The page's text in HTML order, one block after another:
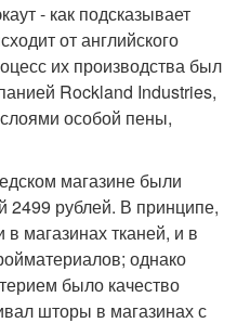
- как подсказывает
от английского
их производства был
Rockland Industries,
особой пены,
магазине были
2499 рублей. В принципе,
магазинах тканей, и в
однако
было качество
шторы в магазинах с